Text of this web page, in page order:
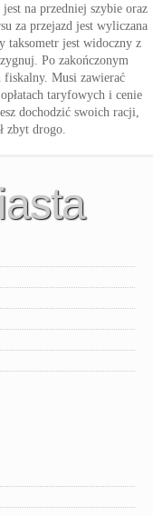
na przedniej szybie oraz
za przejazd jest wyliczana
taksometr jest widoczny z
Po zakończonym
fiskalny. Musi zawierać
taryfowych i cenie
dochodzić swoich racji,
zbyt drogo.